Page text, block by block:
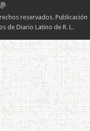
reservados. Publicación
de Diario Latino de R. L.